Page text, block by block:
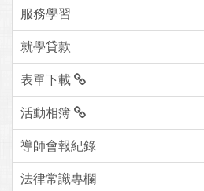
服務學習
就學貸款
表單下載
活動相簿
導師會報紀錄
法律常識專欄